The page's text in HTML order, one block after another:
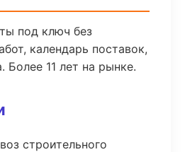
под ключ без
календарь поставок,
Более 11 лет на рынке.
строительного